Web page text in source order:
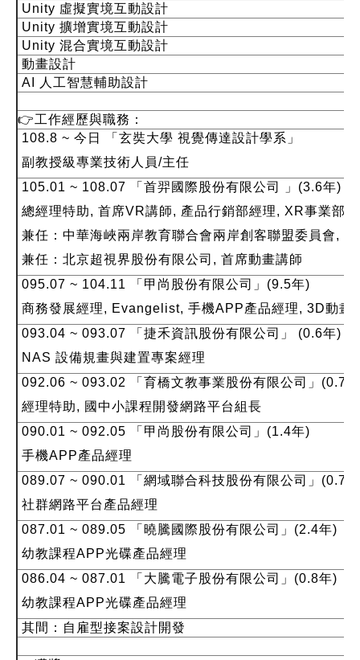
Unity 虛擬實境互動設計
Unity 擴增實境互動設計
Unity 混合實境互動設計
動畫設計
AI 人工智慧輔助設計
👉工作經歷與職務：
108.8 ~ 今日 「 玄奘大學 視覺傳達設計學系 」
副教授級專業技術人員/主任
105.01 ~ 108.07 「 首羿國際股份有限公司
」(3.6年)
總經理特助, 首席VR講師, 產品行銷部經理, XR事業部
兼任：中華海峽兩岸教育聯合會兩岸創客聯盟委員會,
兼任：北京超視界股份有限公司, 首席動畫講師
095.07 ~ 104.11 「 甲尚股份有限公司 」(9.5年)
商務發展經理, Evangelist, 手機APP產品經理, 3D動畫
093.04 ~ 093.07 「 捷禾資訊股份有限公司 」 (0.6年)
NAS 設備規畫與建置專案經理
092.06 ~ 093.02 「 育橋文教事業股份有限公司 」(0.7
經理特助, 國中小課程開發網路平台組長
090.01 ~ 092.05 「 甲尚股份有限公司 」(1.4年)
手機APP產品經理
089.07 ~ 090.01 「 網域聯合科技股份有限公司 」(0.7
社群網路平台產品經理
087.01 ~ 089.05 「 曉騰國際股份有限公司 」(2.4年)
幼教課程APP光碟產品經理
086.04 ~ 087.01 「 大騰電子股份有限公司 」(0.8年)
幼教課程APP光碟產品經理
其間：自雇型接案設計開發